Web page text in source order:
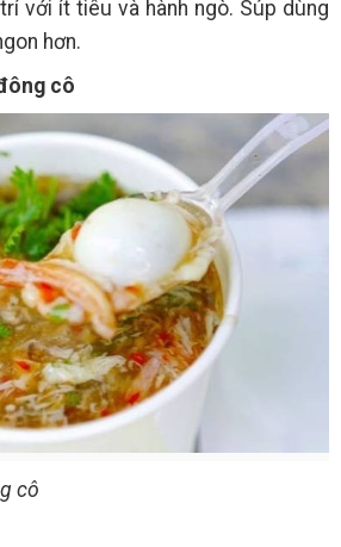
với ít tiêu và hành ngò. Súp dùng
hơn.
cô
cô